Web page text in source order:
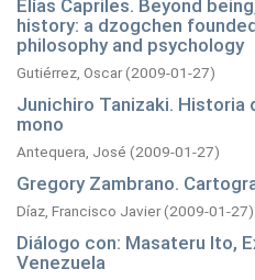
Elías Capriles. Beyond
history: a dzogchen
philosophy and psychology
Gutiérrez, Oscar(2009-01-27)
Junichiro Tanizaki. Historia
mono
Antequera, José (2009-01-27)
Gregory Zambrano.
Díaz, Francisco Javier(2009-01-27)
Diálogo con: Masateru Ito,
Venezuela